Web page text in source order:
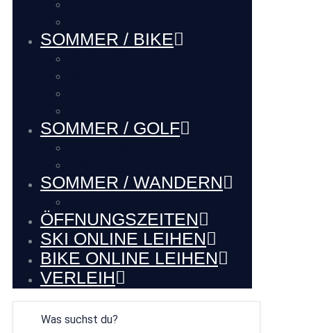
SOMMER / BIKE
SOMMER / GOLF
SOMMER / WANDERN
ÖFFNUNGSZEITEN
SKI ONLINE LEIHEN
BIKE ONLINE LEIHEN
VERLEIH